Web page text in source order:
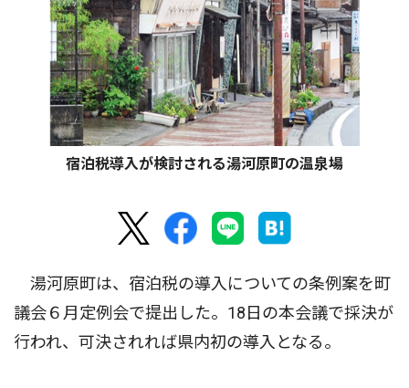
宿泊税導入が検討される湯河原町の温泉場
湯河原町は、宿泊税の導入についての条例案を町
議会６月定例会で提出した。18日の本会議で採決が
行われ、可決されれば県内初の導入となる。